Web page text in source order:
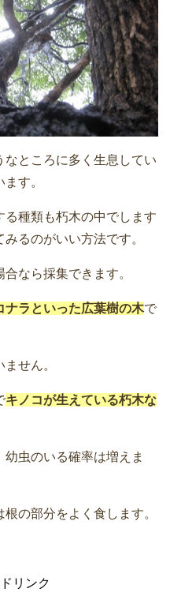
ところに多く生息してい
す。
る種類も朽木の中でします
るのがいい方法です。
なら採集できます。
ナラといった広葉樹の木で
せん。
キノコが生えている朽木な
虫のいる確率は増えま
の部分をよく食します。
リンク